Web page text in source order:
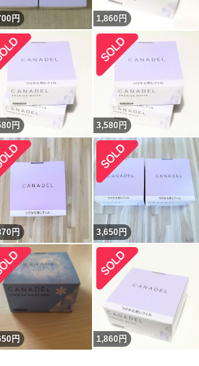
ね！
円 1,860 円
円 3,580 円
円 3,650円
円 1,860 円